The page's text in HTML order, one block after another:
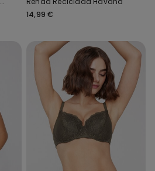
14,99 €